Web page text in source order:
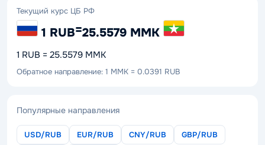
Текущий курс ЦБ РФ
1 RUB=25.5579 MMK
1 RUB = 25.5579 MMK
Обратное направление: 1 MMK = 0.0391 RUB
Популярные направления
USD/RUB EUR/RUB CNY/RUB
GBP/RUB